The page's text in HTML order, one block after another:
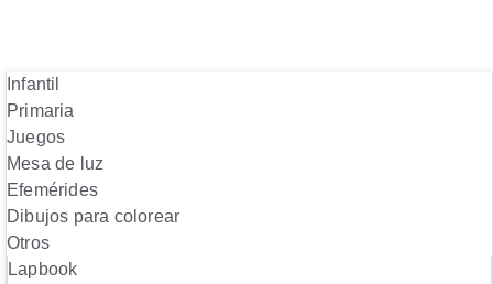
Infantil
Primaria
Juegos
Mesa de luz
Efemérides
Dibujos para colorear
Otros
Lapbook